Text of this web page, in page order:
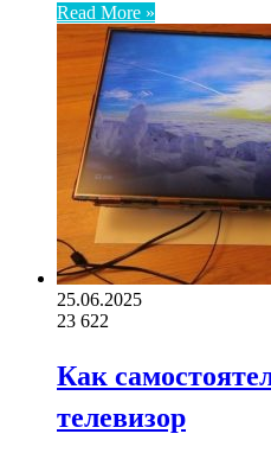
Read More »
25.06.2025
23 622
Как
телевизор